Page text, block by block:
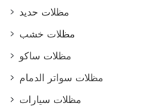
مظلات حديد
مظلات خشب
مظلات ساكو
مظلات سواتر الدمام
مظلات سيارات